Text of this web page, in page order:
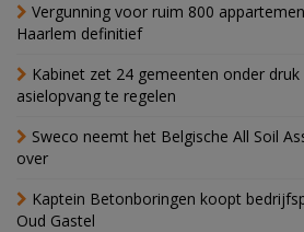
Vergunning voor ruim 800
Haarlem definitief
Kabinet zet 24 gemeenten onder
asielopvang te regelen
Sweco neemt het Belgische All Soil
over
Kaptein Betonboringen koopt
Oud Gastel